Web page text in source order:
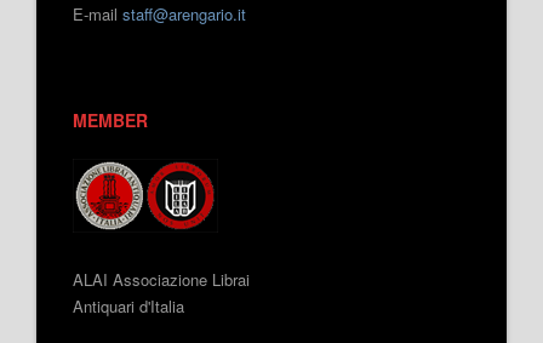
E-mail staff@arengario.it
MEMBER
ALAI Associazione Librai
Antiquari d'Italia